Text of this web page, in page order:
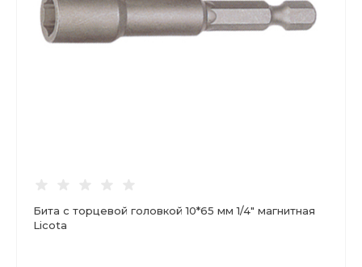
Бита с торцевой головкой 10*65 мм 1/4" магнитная
Licota